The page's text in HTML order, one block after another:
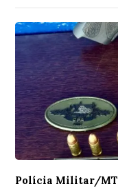
Polícia Militar/MT